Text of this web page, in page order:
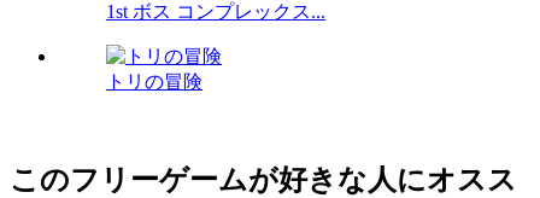
1st ボス コンプレックス...
トリの冒険
このフリーゲームが好きな人にオスス